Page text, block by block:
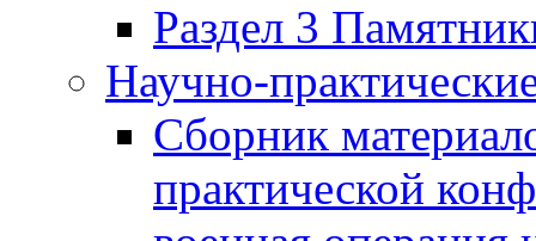
Раздел 3
Научно-
Сборник
практической